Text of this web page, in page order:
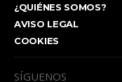
¿QUIÉNES SOMOS?
AVISO LEGAL
COOKIES
SÍGUENOS